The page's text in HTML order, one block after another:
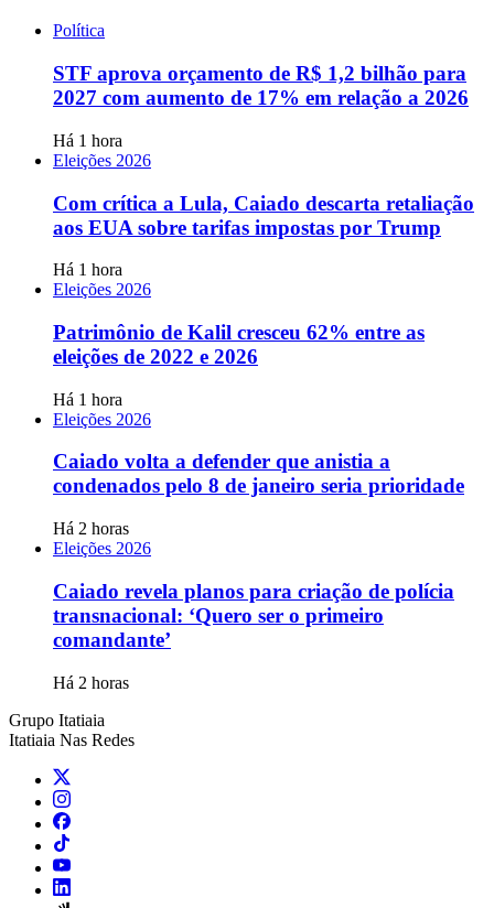
Política
STF aprova orçamento de R$ 1,2 bilhão para
2027 com aumento de 17% em relação a 2026
Há 1 hora
Eleições 2026
Com crítica a Lula, Caiado descarta retaliação
aos EUA sobre tarifas impostas por Trump
Há 1 hora
Eleições 2026
Patrimônio de Kalil cresceu 62% entre as
eleições de 2022 e 2026
Há 1 hora
Eleições 2026
Caiado volta a defender que anistia a
condenados pelo 8 de janeiro seria prioridade
Há 2 horas
Eleições 2026
Caiado revela planos para criação de polícia
transnacional: ‘Quero ser o primeiro
comandante’
Há 2 horas
Grupo Itatiaia
Itatiaia Nas Redes